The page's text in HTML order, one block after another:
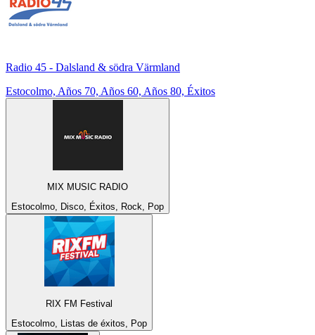
Radio 45 - Dalsland & södra Värmland
Estocolmo, Años 70, Años 60, Años 80, Éxitos
MIX MUSIC RADIO
Estocolmo, Disco, Éxitos, Rock, Pop
RIX FM Festival
Estocolmo, Listas de éxitos, Pop